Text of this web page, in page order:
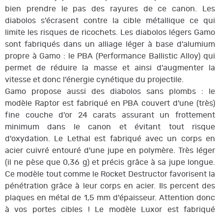
bien prendre le pas des rayures de ce canon. Les
diabolos s'écrasent contre la cible métallique ce qui
limite les risques de ricochets. Les diabolos légers Gamo
sont fabriqués dans un alliage léger à base d'alumium
propre à Gamo : le PBA (Performance Ballistic Alloy) qui
permet de réduire la masse et ainsi d'augmenter la
vitesse et donc l'énergie cynétique du projectile.
Gamo propose aussi des diabolos sans plombs : le
modèle Raptor est fabriqué en PBA couvert d'une (très)
fine couche d'or 24 carats assurant un frottement
minimum dans le canon et évitant tout risque
d'oxydation. Le Lethal est fabriqué avec un corps en
acier cuivré entouré d'une jupe en polymère. Très léger
(il ne pèse que 0,36 g) et précis grâce à sa jupe longue.
Ce modèle tout comme le Rocket Destructor favorisent la
pénétration grâce à leur corps en acier. Ils percent des
plaques en métal de 1,5 mm d'épaisseur. Attention donc
à vos portes cibles ! Le modèle Luxor est fabriqué